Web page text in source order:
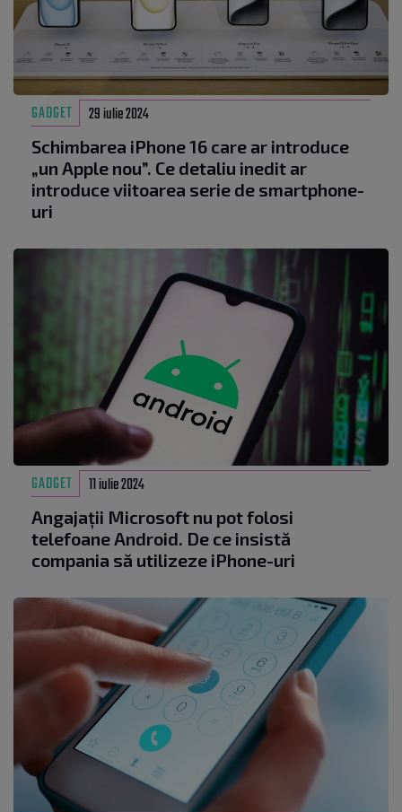
GADGET 29 iulie 2024
Schimbarea iPhone 16 care ar introduce
„un Apple nou”. Ce detaliu inedit ar
introduce viitoarea serie de smartphone-
uri
GADGET 11 iulie 2024
Angajații Microsoft nu pot folosi
telefoane Android. De ce insistă
compania să utilizeze iPhone-uri